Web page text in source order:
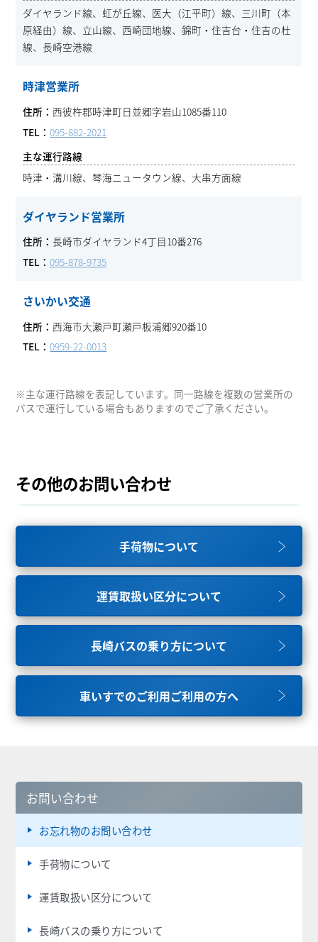
ダイヤランド線、虹が丘線、医大（江平町）線、三川町（本
原経由）線、立山線、西崎団地線、錦町・住吉台・住吉の杜
線、長崎空港線
時津営業所
西彼杵郡時津町日並郷字岩山1085番110
095-882-2021
時津・溝川線、琴海ニュータウン線、大串方面線
ダイヤランド営業所
長崎市ダイヤランド4丁目10番276
095-878-9735
さいかい交通
西海市大瀬戸町瀬戸板浦郷920番10
0959-22-0013
※主な運行路線を表記しています。同一路線を複数の営業所の
バスで運行している場合もありますのでご了承ください。
その他のお問い合わせ
手荷物について
運賃取扱い区分について
長崎バスの乗り方について
車いすでのご利用ご利用の方へ
お問い合わせ
お忘れ物のお問い合わせ
手荷物について
運賃取扱い区分について
長崎バスの乗り方について